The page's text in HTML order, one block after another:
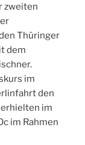
zweiten
Thüringer
dem
im
den
im
im Rahmen